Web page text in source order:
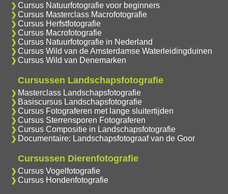
Cursus Natuurfotografie voor beginners
Cursus Masterclass Macrofotografie
Cursus Herfstfotografie
Cursus Macrofotografie
Cursus Natuurfotografie in Nederland
Cursus Wild van de Amsterdamse Waterleidingduinen
Cursus Wild van Denemarken
Cursussen Landschapsfotografie
Masterclass Landschapsfotografie
Basiscursus Landschapsfotografie
Cursus Fotograferen met lange sluitertijden
Cursus Sterrensporen Fotograferen
Cursus Compositie in Landschapsfotografie
Documentaire: Landschapsfotograaf van de Goor
Cursussen Dierenfotografie
Cursus Vogelfotografie
Cursus Hondenfotografie